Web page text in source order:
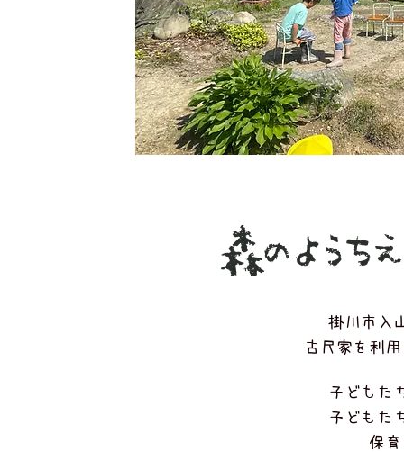
森のようち
掛川市入
古民家を利
子どもた
子どもた
保